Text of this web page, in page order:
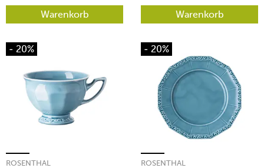
Warenkorb Warenkorb
- 20%
ROSENTHAL
- 20%
ROSENTHAL